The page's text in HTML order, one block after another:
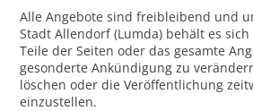
Alle Angebote sind freibleibend und
Stadt Allendorf (Lumda) behält es
Teile der Seiten oder das gesamte
gesonderte Ankündigung zu
löschen oder die Veröffentlichung
einzustellen.